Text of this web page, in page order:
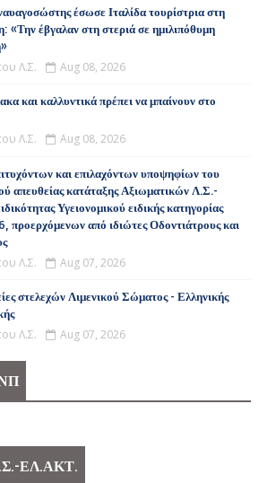
έσωσε Ιταλίδα τουρίστρια στη
«Την έβγαλαν στη στεριά σε ημιλιπόθυμη
Λ.Σ. Aug 08, 2026
και καλλυντικά πρέπει να μπαίνουν στο
Λ.Σ. Aug 08, 2026
και επιλαχόντων υποψηφίων του
απευθείας κατάταξης Αξιωματικών Λ.Σ.-
Υγειονομικού ειδικής κατηγορίας
προερχόμενων από ιδιώτες Οδοντιάτρους και
Λ.Σ. Aug 07, 2026
στελεχών Λιμενικού Σώματος - Ελληνικής
Λ.Σ. Aug 07, 2026
ΕΛ.ΑΚΤ.